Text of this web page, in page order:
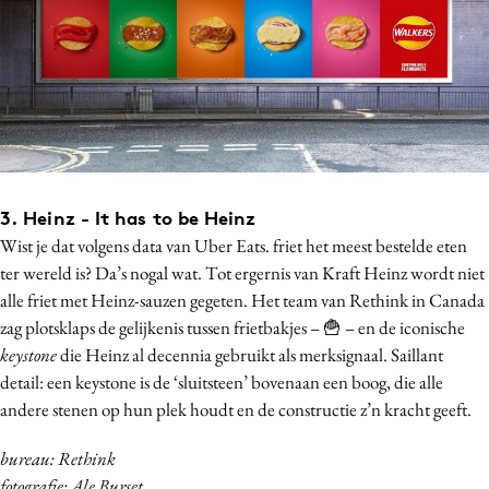
3. Heinz- It has to be Heinz
Wist je dat volgens data van Uber Eats. friet het meest bestelde eten
ter wereld is? Da’s nogal wat. Tot ergernis van Kraft Heinz wordt niet
alle friet met Heinz-sauzen gegeten. Het team van Rethink in Canada
zag plotsklaps de gelijkenis tussen frietbakjes – 🍟 – en de iconische
keystonedie Heinz al decennia gebruikt als merksignaal. Saillant
detail: een keystone is de ‘sluitsteen’ bovenaan een boog, die alle
andere stenen op hun plek houdt en de constructie z’n kracht geeft.
bureau: Rethink